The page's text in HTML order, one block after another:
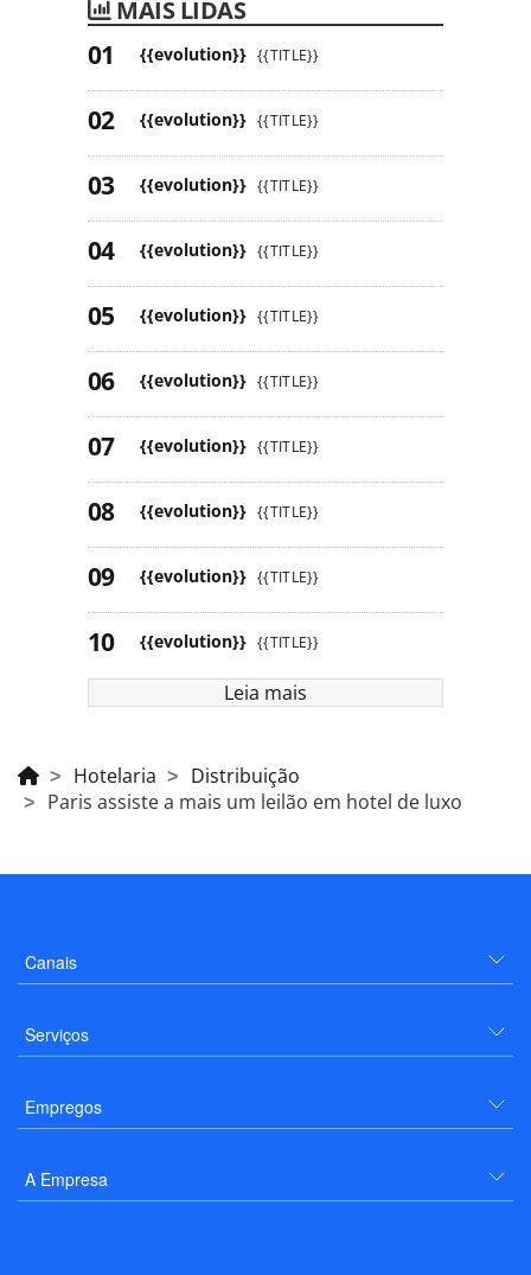
MAIS LIDAS
{{evolution}} {{TITLE}}
{{evolution}} {{TITLE}}
{{evolution}} {{TITLE}}
{{evolution}} {{TITLE}}
{{evolution}} {{TITLE}}
{{evolution}} {{TITLE}}
{{evolution}} {{TITLE}}
{{evolution}} {{TITLE}}
{{evolution}} {{TITLE}}
{{evolution}} {{TITLE}}
Leia mais
Hotelaria
Distribuição
Paris assiste a mais um leilão em hotel de luxo
Canais
Serviços
Empregos
A Empresa